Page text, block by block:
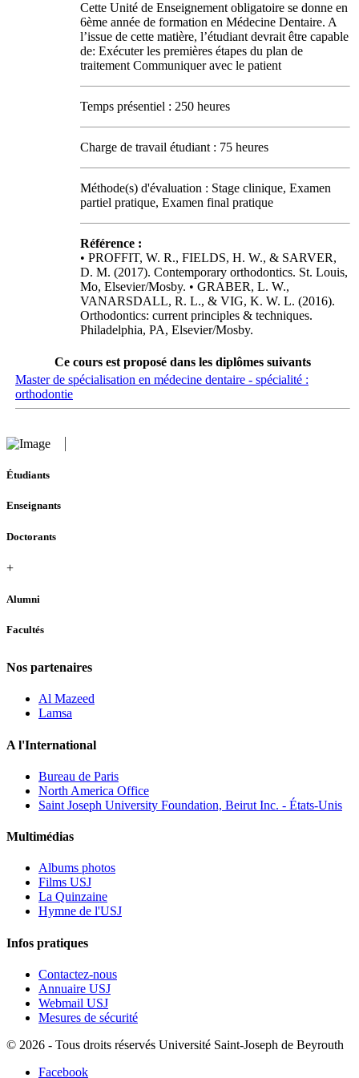
Cette Unité de Enseignement obligatoire se donne en
6ème année de formation en Médecine Dentaire. A
l’issue de cette matière, l’étudiant devrait être capable
de: Exécuter les premières étapes du plan de
traitement Communiquer avec le patient
Temps présentiel : 250 heures
Charge de travail étudiant : 75 heures
Méthode(s) d'évaluation : Stage clinique, Examen
partiel pratique, Examen final pratique
Référence :
• PROFFIT, W. R., FIELDS, H. W., & SARVER,
D. M. (2017). Contemporary orthodontics. St. Louis,
Mo, Elsevier/Mosby. • GRABER, L. W.,
VANARSDALL, R. L., & VIG, K. W. L. (2016).
Orthodontics: current principles & techniques.
Philadelphia, PA, Elsevier/Mosby.
Ce cours est proposé dans les diplômes suivants
Master de spécialisation en médecine dentaire - spécialité :
orthodontie
Étudiants
Enseignants
Doctorants
+
Alumni
Facultés
Nos partenaires
Al Mazeed
Lamsa
A l'International
Bureau de Paris
North America Office
Saint Joseph University Foundation, Beirut Inc. - États-Unis
Multimédias
Albums photos
Films USJ
La Quinzaine
Hymne de l'USJ
Infos pratiques
Contactez-nous
Annuaire USJ
Webmail USJ
Mesures de sécurité
© 2026 - Tous droits réservés Université Saint-Joseph de Beyrouth
Facebook